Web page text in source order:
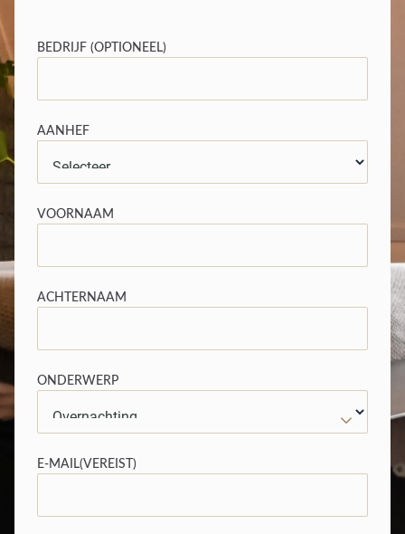
BEDRIJF (OPTIONEEL)
AANHEF
VOORNAAM
ACHTERNAAM
ONDERWERP
E-MAIL(VEREIST)